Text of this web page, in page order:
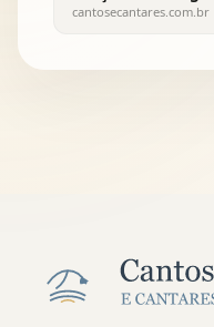
cantosecantares.com.br